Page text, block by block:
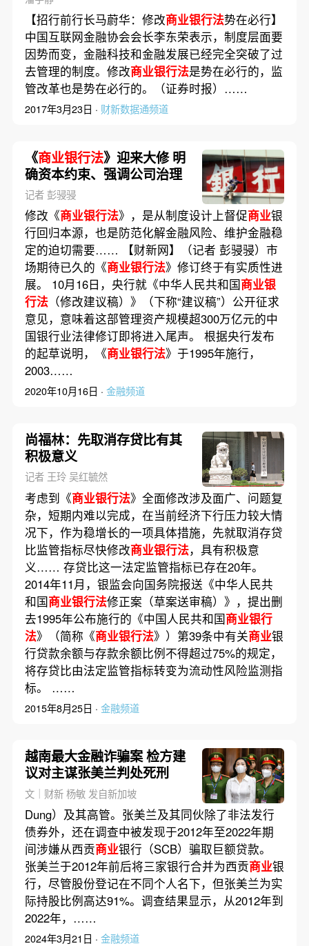
【招行前行长马蔚华：修改商业银行法势在必行】
中国互联网金融协会会长李东荣表示，制度层面要
因势而变，金融科技和金融发展已经完全突破了过
去管理的制度。修改商业银行法是势在必行的，监
管改革也是势在必行的。（证券时报）……
2017年3月23日 · 财新数据通频道
《商业银行法》迎来大修 明
确资本约束、强调公司治理
记者 彭骎骎
修改《商业银行法》，是从制度设计上督促商业银
行回归本源，也是防范化解金融风险、维护金融稳
定的迫切需要…… 【财新网】（记者 彭骎骎）市
场期待已久的《商业银行法》修订终于有实质性进
展。 10月16日，央行就《中华人民共和国商业银
行法（修改建议稿）》（下称“建议稿”）公开征求
意见，意味着这部管理资产规模超300万亿元的中
国银行业法律修订即将进入尾声。 根据央行发布
的起草说明，《商业银行法》于1995年施行，
2003……
2020年10月16日 · 金融频道
尚福林：先取消存贷比有其
积极意义
记者 王玲 吴红毓然
考虑到《商业银行法》全面修改涉及面广、问题复
杂，短期内难以完成，在当前经济下行压力较大情
况下，作为稳增长的一项具体措施，先就取消存贷
比监管指标尽快修改商业银行法，具有积极意
义…… 存贷比这一法定监管指标已存在20年。
2014年11月，银监会向国务院报送《中华人民共
和国商业银行法修正案（草案送审稿）》，提出删
去1995年公布施行的《中国人民共和国商业银行
法》（简称《商业银行法》）第39条中有关商业银
行贷款余额与存款余额比例不得超过75%的规定，
将存贷比由法定监管指标转变为流动性风险监测指
标。 ……
2015年8月25日 · 金融频道
越南最大金融诈骗案 检方建
议对主谋张美兰判处死刑
文｜财新 杨敏 发自新加坡
Dung）及其高管。张美兰及其同伙除了非法发行
债券外，还在调查中被发现于2012年至2022年期
间涉嫌从西贡商业银行（SCB）骗取巨额贷款。
张美兰于2012年前后将三家银行合并为西贡商业银
行，尽管股份登记在不同个人名下，但张美兰为实
际持股比例高达91%。调查结果显示，从2012年到
2022年，……
2024年3月21日 · 金融频道